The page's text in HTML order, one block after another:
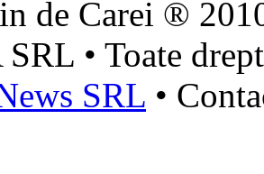
de Carei ®
• Toate
SRL •